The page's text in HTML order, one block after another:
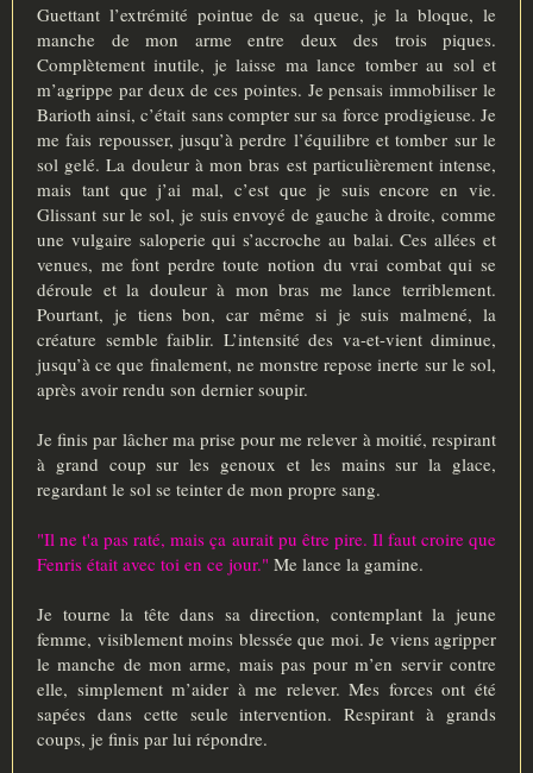
Guettant l’extrémité pointue de sa queue, je la bloque, le
manche de mon arme entre deux des trois piques.
Complètement inutile, je laisse ma lance tomber au sol et
m’agrippe par deux de ces pointes. Je pensais immobiliser le
Barioth ainsi, c’était sans compter sur sa force prodigieuse. Je
me fais repousser, jusqu’à perdre l’équilibre et tomber sur le
sol gelé. La douleur à mon bras est particulièrement intense,
mais tant que j’ai mal, c’est que je suis encore en vie.
Glissant sur le sol, je suis envoyé de gauche à droite, comme
une vulgaire saloperie qui s’accroche au balai. Ces allées et
venues, me font perdre toute notion du vrai combat qui se
déroule et la douleur à mon bras me lance terriblement.
Pourtant, je tiens bon, car même si je suis malmené, la
créature semble faiblir. L’intensité des va-et-vient diminue,
jusqu’à ce que finalement, ne monstre repose inerte sur le sol,
après avoir rendu son dernier soupir.
Je finis par lâcher ma prise pour me relever à moitié, respirant
à grand coup sur les genoux et les mains sur la glace,
regardant le sol se teinter de mon propre sang.
"Il ne t'a pas raté, mais ça aurait pu être pire. Il faut croire que
Fenris était avec toi en ce jour." Me lance la gamine.
Je tourne la tête dans sa direction, contemplant la jeune
femme, visiblement moins blessée que moi. Je viens agripper
le manche de mon arme, mais pas pour m’en servir contre
elle, simplement m’aider à me relever. Mes forces ont été
sapées dans cette seule intervention. Respirant à grands
coups, je finis par lui répondre.